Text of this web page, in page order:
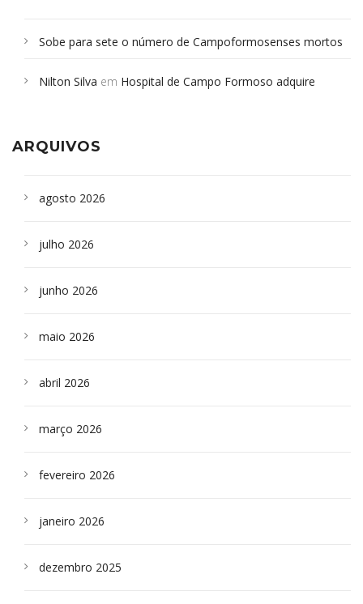
Sobe para sete o número de Campoformosenses mortos
Campoformosenses que morreram em desabamentos são
Nilton Silva em Hospital de Campo Formoso adquire
ARQUIVOS
agosto 2026
julho 2026
junho 2026
maio 2026
abril 2026
março 2026
fevereiro 2026
janeiro 2026
dezembro 2025